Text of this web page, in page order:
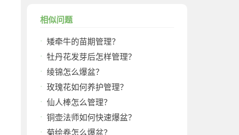
相似问题
矮牵牛的苗期管理？
牡丹花发芽后怎样管理？
绫锦怎么爆盆？
玫瑰花如何养护管理？
仙人棒怎么管理？
铜壶法师如何快速爆盆？
菊绘卷怎么爆盆？